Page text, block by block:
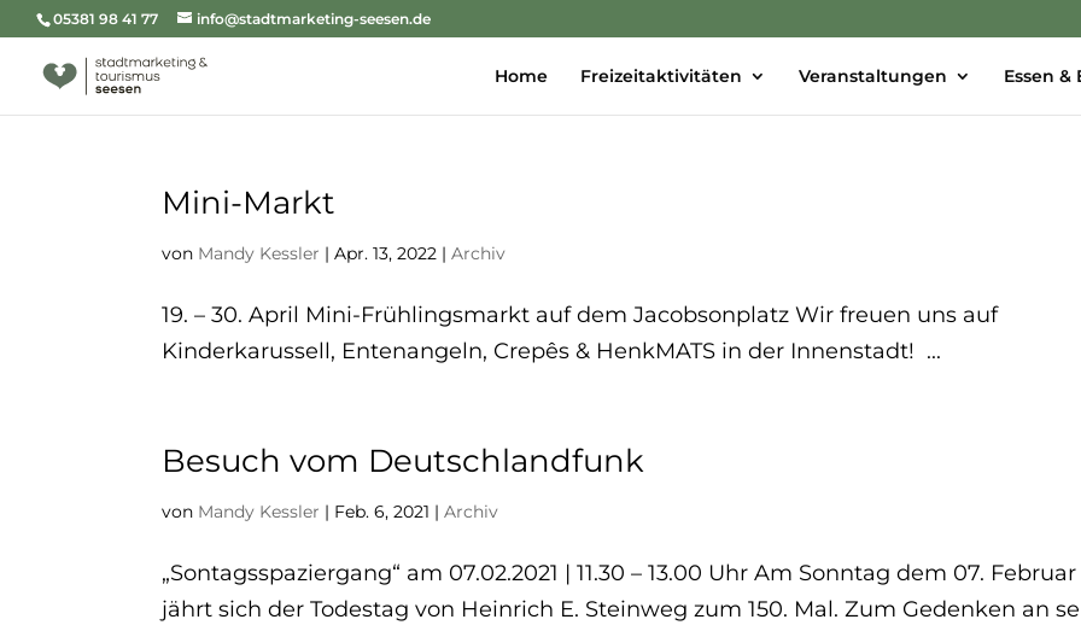
05381 98 41 77 info@stadtmarketing-seesen.de
Home Freizeitaktivitäten Veranstaltungen Essen
Mini-Markt
von Mandy Kessler |Apr. 13, 2022 |Archiv
19. – 30. April Mini-Frühlingsmarkt auf dem Jacobsonplatz Wir freuen uns auf
Kinderkarussell, Entenangeln, Crepês & HenkMATS in der Innenstadt! ...
Besuch vom Deutschlandfunk
von Mandy Kessler | Feb. 6, 2021 |Archiv
„Sontagsspaziergang“ am 07.02.2021 | 11.30 – 13.00 Uhr Am Sonntag dem 07. Februar
jährt sich der Todestag von Heinrich E. Steinweg zum 150. Mal. Zum Gedenken an